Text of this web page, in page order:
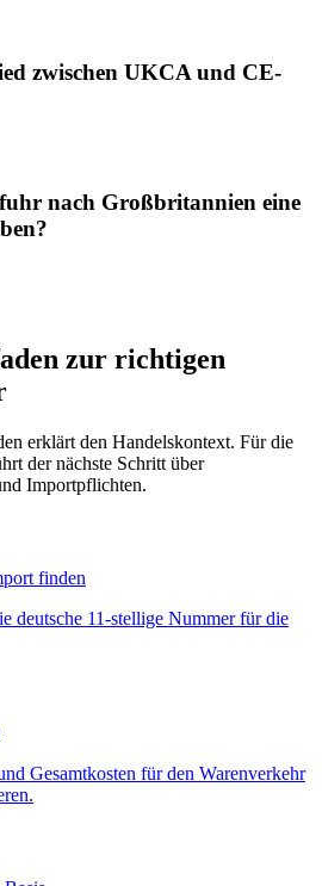
zwischen UKCA und CE-
nach Großbritannien eine
zur richtigen
erklärt den Handelskontext. Für die
der nächste Schritt über
Importpflichten.
finden
deutsche 11-stellige Nummer für die
Gesamtkosten für den Warenverkehr